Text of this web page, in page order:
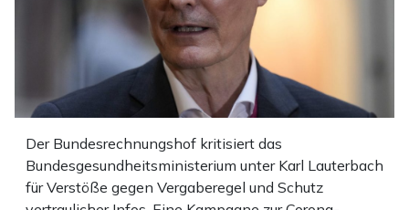
Der Bundesrechnungshof kritisiert das
Bundesgesundheitsministerium unter Karl Lauterbach
für Verstöße gegen Vergaberegel und Schutz